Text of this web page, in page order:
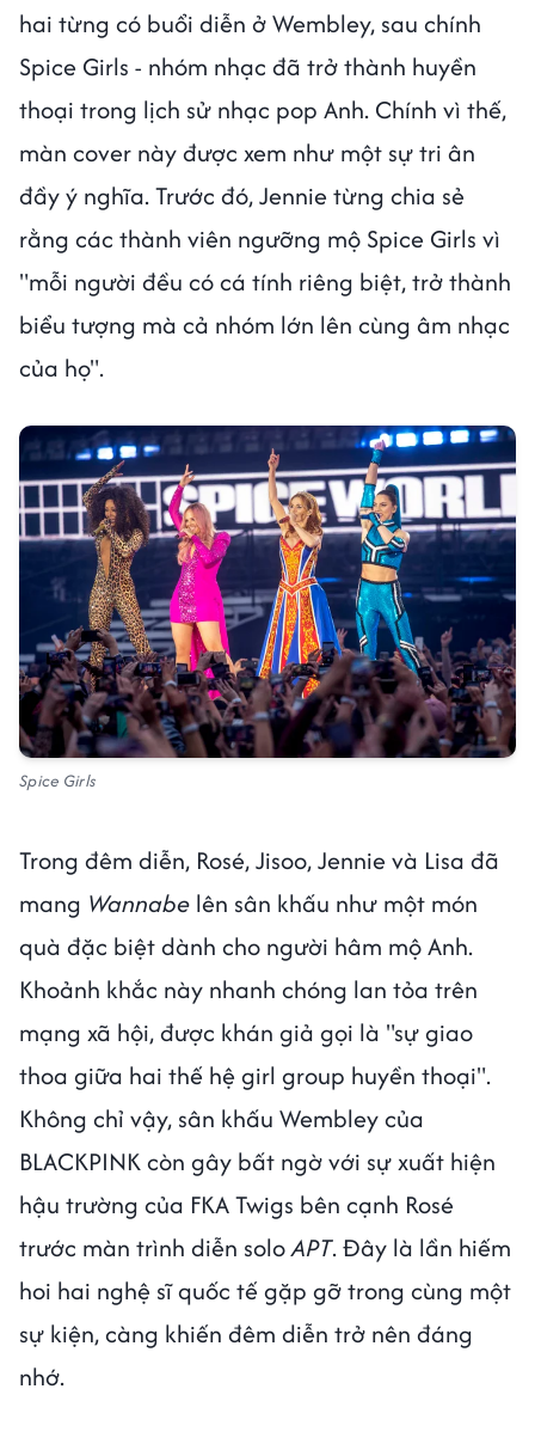
hai từng có buổi diễn ở Wembley, sau chính
Spice Girls - nhóm nhạc đã trở thành huyền
thoại trong lịch sử nhạc pop Anh. Chính vì thế,
màn cover này được xem như một sự tri ân
đầy ý nghĩa. Trước đó, Jennie từng chia sẻ
rằng các thành viên ngưỡng mộ Spice Girls vì
"mỗi người đều có cá tính riêng biệt, trở thành
biểu tượng mà cả nhóm lớn lên cùng âm nhạc
của họ".
Spice Girls
Trong đêm diễn, Rosé, Jisoo, Jennie và Lisa đã
mang Wannabe lên sân khấu như một món
quà đặc biệt dành cho người hâm mộ Anh.
Khoảnh khắc này nhanh chóng lan tỏa trên
mạng xã hội, được khán giả gọi là "sự giao
thoa giữa hai thế hệ girl group huyền thoại".
Không chỉ vậy, sân khấu Wembley của
BLACKPINK còn gây bất ngờ với sự xuất hiện
hậu trường của FKA Twigs bên cạnh Rosé
trước màn trình diễn soloAPT. Đây là lần hiếm
hoi hai nghệ sĩ quốc tế gặp gỡ trong cùng một
sự kiện, càng khiến đêm diễn trở nên đáng
nhớ.